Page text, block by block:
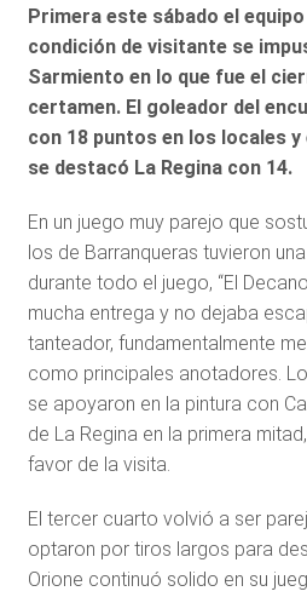
Primera este sábado el
condición de visitante se
Sarmiento en lo que fue el
certamen. El goleador del
con 18 puntos en los locales y
se destacó La Regina con 14.
En un juego muy parejo que
los de Barranqueras tuvieron
durante todo el juego, “El
mucha entrega y no dejaba
tanteador, fundamentalmente
como principales anotadores.
se apoyaron en la pintura con
de La Regina en la primera
favor de la visita.
El tercer cuarto volvió a ser
optaron por tiros largos para
Orione continuó solido en su